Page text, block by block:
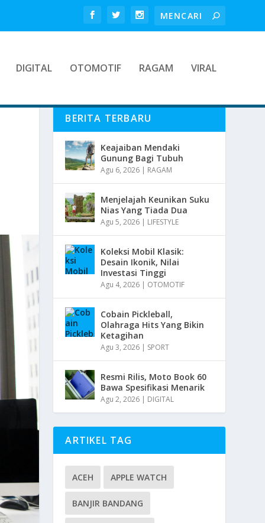
DIGITAL OTOMOTIF RAGAM VIRAL
BERITA TERBARU
Keajaiban Mendaki
Gunung Bagi Tubuh
Agu 6, 2026 | RAGAM
Menjelajah Keunikan Suku
Nias Yang Tiada Dua
Agu 5, 2026 | LIFESTYLE
Koleksi Mobil Klasik:
Desain Ikonik, Nilai
Investasi Tinggi
Agu 4, 2026 | OTOMOTIF
Cobain Pickleball,
Olahraga Hits Yang Bikin
Ketagihan
Agu 3, 2026 | SPORT
Resmi Rilis, Moto Book 60
Bawa Spesifikasi Menarik
Agu 2, 2026 | DIGITAL
ARTIKEL TAG
ACEH APPLE WATCH
BANJIR BANDANG